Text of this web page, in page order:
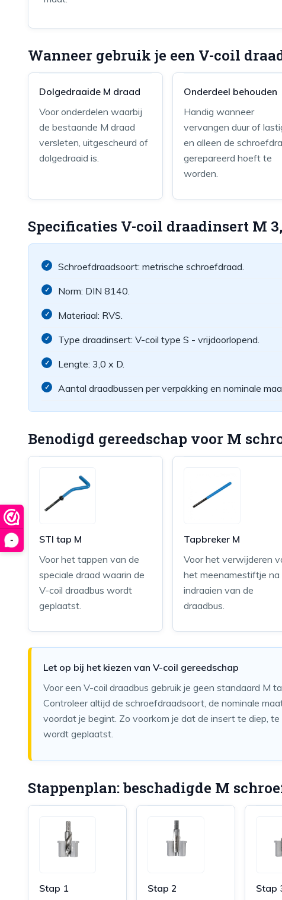
-
Wanneer gebruik je een V-coil
Dolgedraaide M draad
Voor onderdelen waarbij
de bestaande M draad
versleten, uitgescheurd of
dolgedraaid is.
Onderdeel behouden
Handig wanneer
vervangen duur of
en alleen de
gerepareerd hoeft te
worden.
Specificaties V-coil draadinsert M
Schroefdraadsoort: metrische schroefdraad.
Norm: DIN 8140.
Materiaal: RVS.
Type draadinsert: V-coil type S - vrijdoorlopend.
Lengte: 3,0 x D.
Aantal draadbussen per verpakking en nominale
Benodigd gereedschap voor M
STI tap M
Voor het tappen van de
speciale draad waarin de
V-coil draadbus wordt
geplaatst.
Tapbreker M
Voor het verwijderen
het meenamestiftje
indraaien van de
draadbus.
Let op bij het kiezen van V-coil gereedschap
Voor een V-coil draadbus gebruik je geen standaard M
Controleer altijd de schroefdraadsoort, de nominale
voordat je begint. Zo voorkom je dat de insert te diep,
wordt geplaatst.
Stappenplan: beschadigde M
Stap 1
Stap 2
Stap